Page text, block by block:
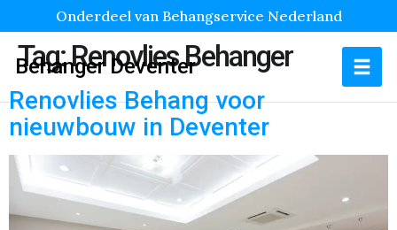
Onderdeel van Behangservice Nederland
Behanger Deventer
Tag:Renovlies Behanger
Renovlies Behang voor
nieuwbouw in Deventer